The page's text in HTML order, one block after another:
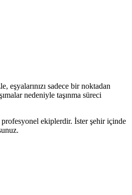
eşyalarınızı sadece bir noktadan
nedeniyle taşınma süreci
ekiplerdir. İster şehir içinde